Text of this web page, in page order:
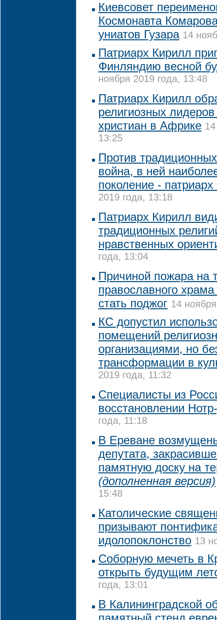
Киевсовет
Космонавта
униатов Гузара 14
Патриарх Кирилл
Финляндию весной
ноября 2019 года, 13:48
Патриарх Кирилл
религиозных
христиан в Африке
13:25
Против
война, в ней
поколение -
2019 года, 13:18
Патриарх Кирилл
традиционных
нравственных
года, 13:04
Причиной пожара на
православного
стать поджог 14
КС допустил
помещений
организациями, но
трансформации в
2019 года, 11:32
Специалисты из
восстановлении
года, 11:18
В Ереване
депутата,
памятную доску на
(дополненная версия)
15:48
Католические
призывают
идолопоклонство 13
Соборную мечеть в
открыть будущим
года, 13:01
В Калининградской